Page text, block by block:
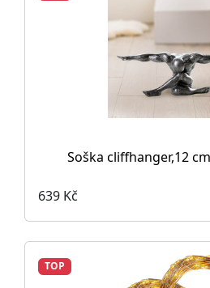
Soška cliffhanger,12
639 Kč
TOP